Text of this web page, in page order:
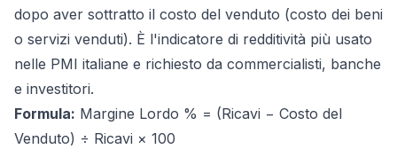
dopo aver sottratto il costo del venduto (costo dei beni
o servizi venduti). È l'indicatore di redditività più usato
nelle PMI italiane e richiesto da commercialisti, banche
e investitori.
Formula: Margine Lordo % = (Ricavi − Costo del
Venduto) ÷ Ricavi × 100